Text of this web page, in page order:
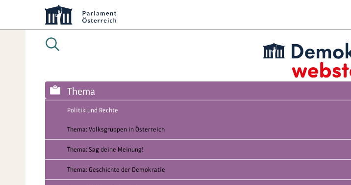
Thema
Politik und Rechte
Thema: Volksgruppen in Österreich
Thema: Sag deine Meinung!
Thema: Geschichte der Demokratie